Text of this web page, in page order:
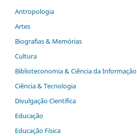
Antropologia
Artes
Biografias & Memórias
Cultura
Biblioteconomia & Ciência da Informação
Ciência & Tecnologia
Divulgação Científica
Educação
Educação Física